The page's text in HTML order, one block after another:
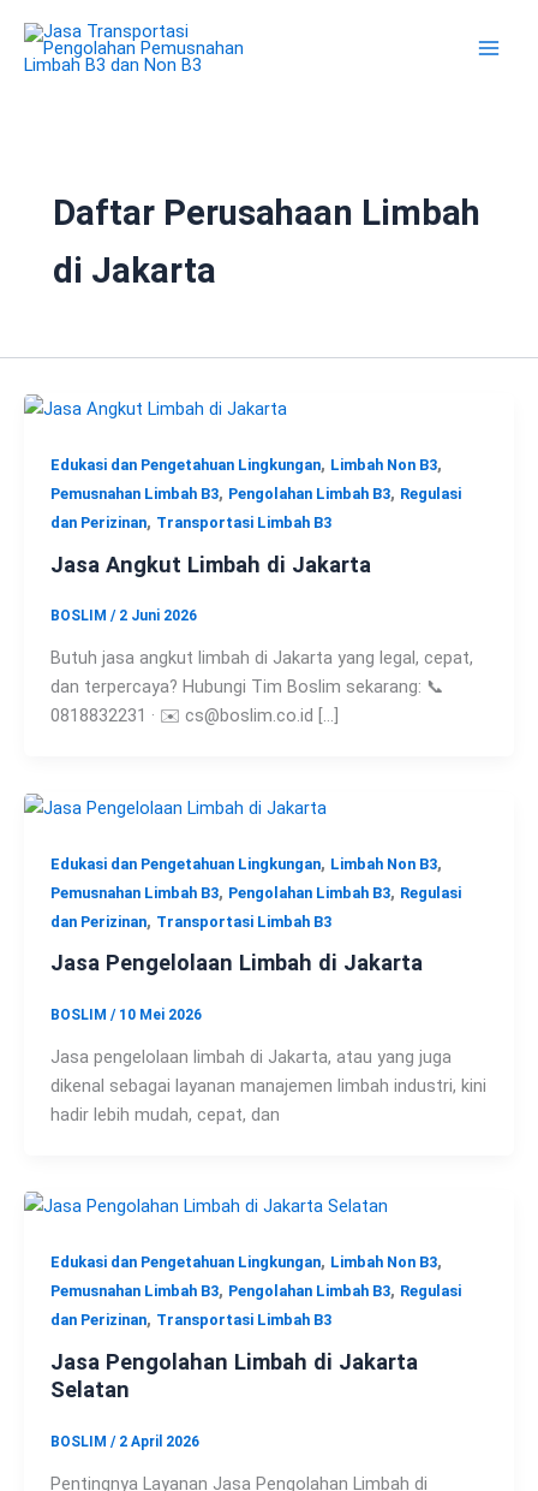
konten
Daftar Perusahaan Limbah
di Jakarta
Edukasi dan Pengetahuan Lingkungan, Limbah Non B3,
Pemusnahan Limbah B3, Pengolahan Limbah B3, Regulasi
dan Perizinan, Transportasi Limbah B3
Jasa Angkut Limbah di Jakarta
BOSLIM / 2 Juni 2026
Butuh jasa angkut limbah di Jakarta yang legal, cepat,
dan terpercaya? Hubungi Tim Boslim sekarang: 📞
0818832231 · ✉️ cs@boslim.co.id […]
Edukasi dan Pengetahuan Lingkungan, Limbah Non B3,
Pemusnahan Limbah B3, Pengolahan Limbah B3, Regulasi
dan Perizinan, Transportasi Limbah B3
Jasa Pengelolaan Limbah di Jakarta
BOSLIM / 10 Mei 2026
Jasa pengelolaan limbah di Jakarta, atau yang juga
dikenal sebagai layanan manajemen limbah industri, kini
hadir lebih mudah, cepat, dan
Edukasi dan Pengetahuan Lingkungan, Limbah Non B3,
Pemusnahan Limbah B3, Pengolahan Limbah B3, Regulasi
dan Perizinan, Transportasi Limbah B3
Jasa Pengolahan Limbah di Jakarta
Selatan
BOSLIM / 2 April 2026
Pentingnya Layanan Jasa Pengolahan Limbah di